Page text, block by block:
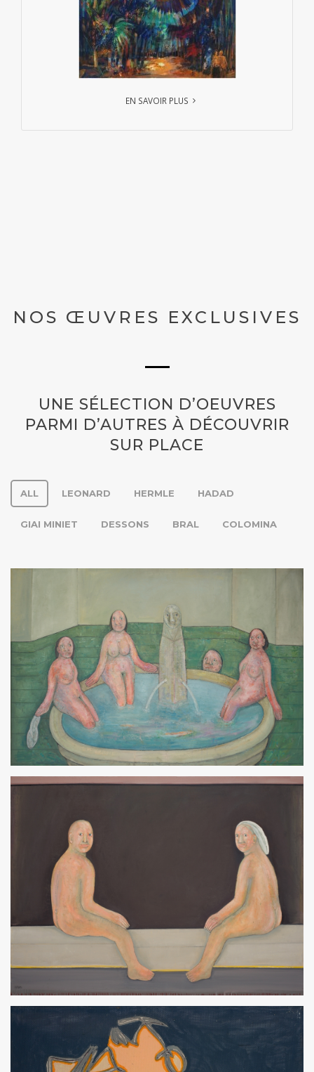
EN SAVOIR PLUS
NOS ŒUVRES EXCLUSIVES
UNE SÉLECTION D’OEUVRES
PARMI D’AUTRES À DÉCOUVRIR
SUR PLACE
ALL LEONARD HERMLE HADAD
GIAI MINIET DESSONS BRAL COLOMINA